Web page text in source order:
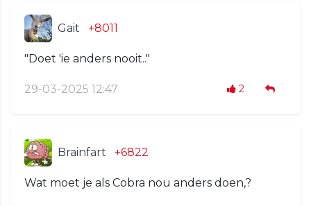
Gait +8011
"Doet 'ie anders nooit.."
29-03-2025 12:47 2
Brainfart +6822
Wat moet je als Cobra nou anders doen,?